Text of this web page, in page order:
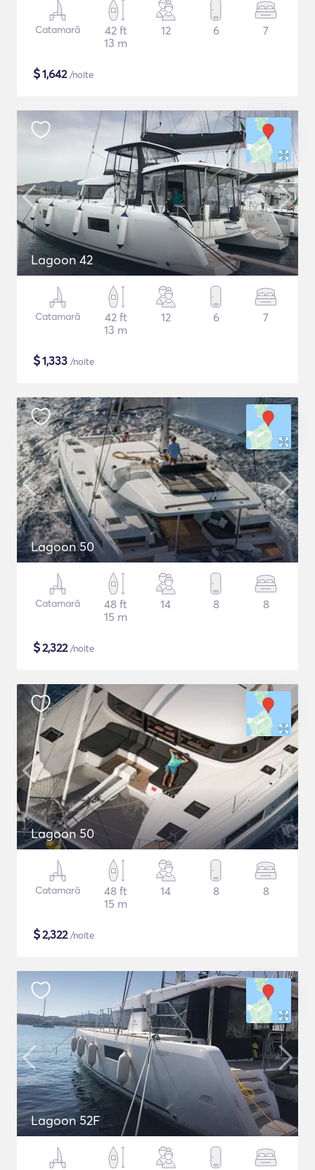
Catamarã
42 ft
13 m
12 6 7
$1,642/noite
Lagoon 42
Catamarã
42 ft
13 m
12 6 7
$1,333 /noite
Lagoon 50
Catamarã
48 ft
15 m
14 8 8
$2,322/noite
Lagoon 50
Catamarã
48 ft
15 m
14 8 8
$2,322/noite
Lagoon 52F